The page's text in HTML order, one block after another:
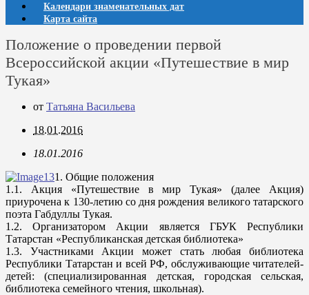
Календари знаменательных дат
Карта сайта
Положение о проведении первой
Всероссийской акции «Путешествие в мир
Тукая»
от Татьяна Васильева
18.01.2016
18.01.2016
1. Общие положения
1.1. Акция «Путешествие в мир Тукая» (далее Акция)
приурочена к 130-летию со дня рождения великого татарского
поэта Габдуллы Тукая.
1.2. Организатором Акции является ГБУК Республики
Татарстан «Республиканская детская библиотека»
1.3. Участниками Акции может стать любая библиотека
Республики Татарстан и всей РФ, обслуживающие читателей-
детей: (специализированная детская, городская сельская,
библиотека семейного чтения, школьная).